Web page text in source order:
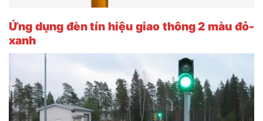
Ứng dụng đèn tín hiệu giao thông 2 màu đỏ-
xanh